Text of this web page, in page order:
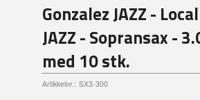
Gonzalez JAZZ -
JAZZ - Sopransax -
med 10 stk.
Artikkelnr.: SX3-300